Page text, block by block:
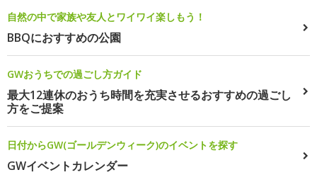
自然の中で家族や友人とワイワイ楽しもう！
BBQにおすすめの公園
GWおうちでの過ごし方ガイド
最大12連休のおうち時間を充実させるおすすめの過ごし
方をご提案
日付からGW(ゴールデンウィーク)のイベントを探す
GWイベントカレンダー